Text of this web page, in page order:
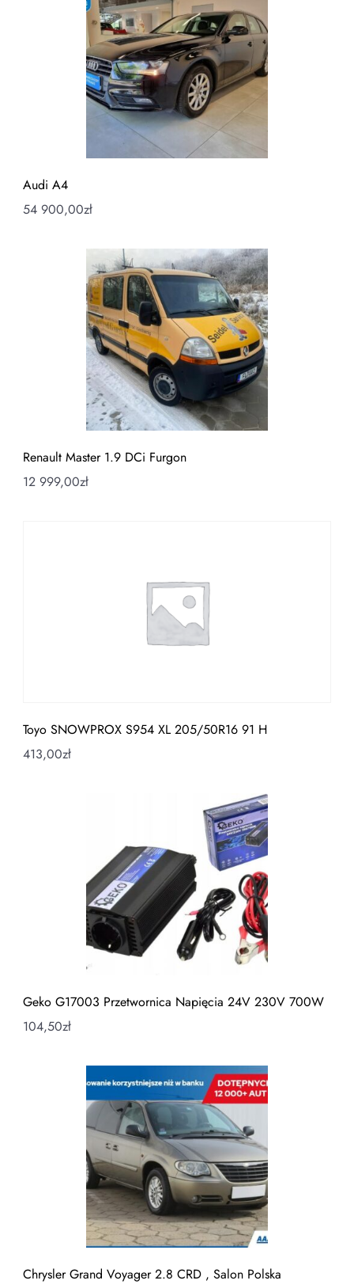
Audi A4
54 900,00zł
Renault Master 1.9 DCi Furgon
12 999,00zł
Toyo SNOWPROX S954 XL 205/50R16 91 H
413,00zł
Geko G17003 Przetwornica Napięcia 24V 230V 700W
104,50zł
Chrysler Grand Voyager 2.8 CRD , Salon Polska